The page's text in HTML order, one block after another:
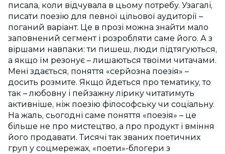
писала, коли відчувала в цьому потребу. Узагалі,
писати поезію для певної цільової аудиторії –
поганий варіант. Це в прозі можна знайти мало
заповнений сегмент і розробляти саме його. А з
віршами навпаки: ти пишеш, люди підтягуються,
а якщо їм резонує – лишаються твоїми читачами.
Мені здається, поняття «серйозна поезія» –
досить розмите. Якщо йдеться про тематику, то
так – любовну і пейзажну лірику читатимуть
активніше, ніж поезію філософську чи соціальну.
На жаль, сьогодні саме поняття «поезія» – це
більше не про мистецтво, а про продукт і вміння
його продавати. Тисячі так званих поетичних
груп у соцмережах, «поети»-блогери з